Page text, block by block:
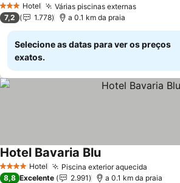
3 EstrelasHotel Várias piscinas externasVer preços
7,2 1.778 a 0.1 km da praia
Selecione as datas para ver os preços
exatos.
4 EstrelasHotel Piscina exterior aquecida
Hotel Bavaria BluVer preços
8,8 Excelente 2.991 a 0.1 km da praia